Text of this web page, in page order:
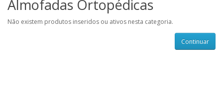
Almofadas Ortopédicas
Não existem produtos inseridos ou ativos nesta categoria.
Continuar